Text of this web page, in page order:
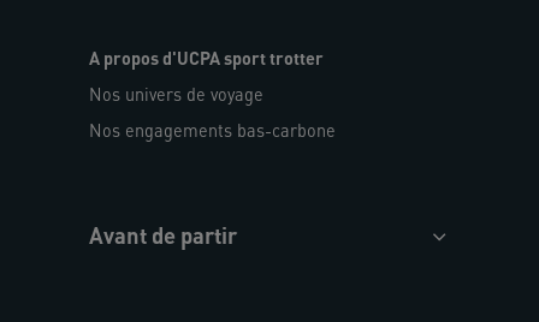
A propos d'UCPA sport trotter
Nos univers de voyage
Nos engagements bas-carbone
Avant de partir